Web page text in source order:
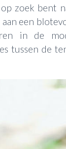
zoek bent
aan een
in de
tussen de